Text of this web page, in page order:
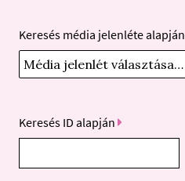
Keresés média jelenléte alapján
Keresés ID alapján